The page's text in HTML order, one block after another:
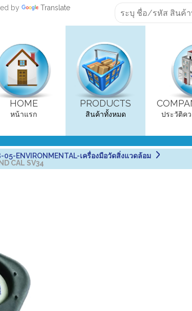
by Translate
HOME
หน้าแรก
PRODUCTS
สินค้าทั้งหมด ประวัติค
05-ENVIRONMENTAL-เครื่องมือวัดสิ่งแวดล้อม
CAL SV34